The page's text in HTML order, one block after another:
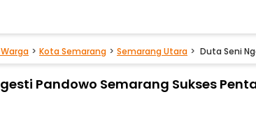
Kota Semarang Semarang Utara Duta Seni
Pandowo Semarang Sukses